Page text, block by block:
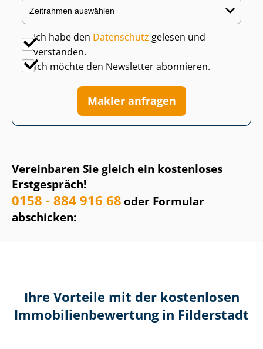
Vereinbaren Sie gleich ein kostenloses
Erstgespräch!
0158 - 884 916 68oder Formular
abschicken:
Ich habe den Datenschutz gelesen und
verstanden.
Ich möchte den Newsletter abonnieren.
Makler anfragen
Ihre Vorteile mit der kostenlosen
Im­mo­bi­li­en­be­wer­tung in Filderstadt